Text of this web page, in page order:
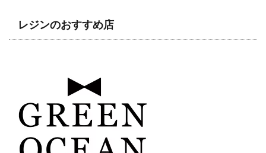
レジンのおすすめ店